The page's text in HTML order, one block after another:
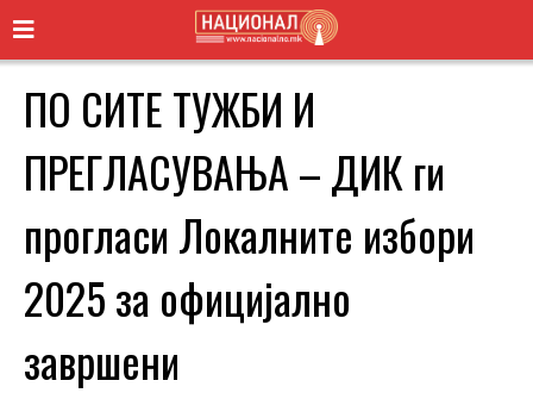
ПО СИТЕ ТУЖБИ И
ПРЕГЛАСУВАЊА – ДИК ги
прогласи Локалните избори
2025 за официјално
завршени